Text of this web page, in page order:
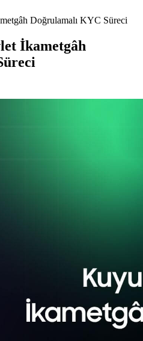
Doğrulamalı KYC Süreci
İkametgâh